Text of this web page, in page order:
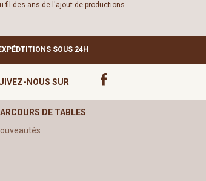
fil des ans de l'ajout de productions
SOUS 24H
NOUS SUR
DE TABLES